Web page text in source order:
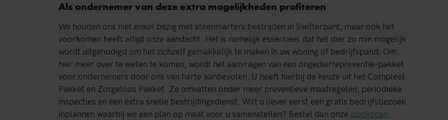
Als ondernemer van deze extra mogelijkheden profiteren
We houden ons niet enkel bezig met steenmarters bestrijden in Swifterbant, maar ook het
voorkomen heeft altijd onze aandacht. Het is namelijk essentieel dat het dier zo min mogelijk
wordt uitgenodigd om het zichzelf gemakkelijk te maken in uw woning of bedrijfspand. Om
hier meer over te weten te komen, wordt het aanvragen van een ongediertepreventie-pakket
voor ondernemers door ons van harte aanbevolen. U heeft hierbij de keuze uit het Compleet
Pakket en Zorgeloos Pakket. Ze omvatten onder meer preventieve maatregelen, periodieke
inspecties en een extra snelle bestrijdingsdienst. Wilt u liever eerst een gratis bedrijfsbezoek
inplannen waarbij we een plan op maat voor u samenstellen? Bestel dan onze quickscan.